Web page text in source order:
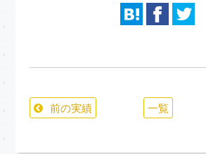
前の実績 一覧